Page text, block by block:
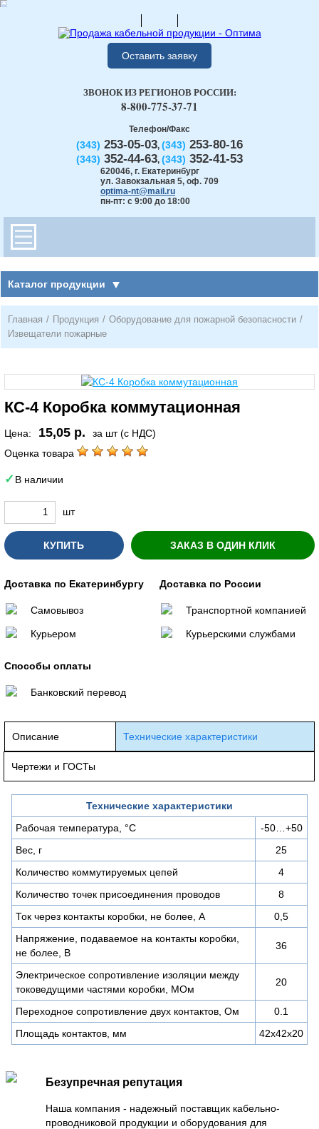
Оставить заявку
Телефон/Факс
(343) 253-05-03, (343) 253-80-16
(343) 352-44-63, (343) 352-41-53
620046, г. Екатеринбург
ул. Завокзальная 5, оф. 709
optima-nt@mail.ru
пн-пт: с 9:00 до 18:00
ЗВОНОК ИЗ РЕГИОНОВ РОССИИ:
8-800-775-37-71
Каталог продукции
Главная / Продукция / Оборудование для пожарной безопасности /
Извещатели пожарные
КС-4 Коробка коммутационная
Цена: 15,05 р.
за шт (с НДС)
Оценка товара
В наличии
шт
КУПИТЬ ЗАКАЗ В ОДИН КЛИК
Доставка по Екатеринбургу
Самовывоз
Курьером
Доставка по России
Транспортной компанией
Курьерскими службами
Способы оплаты
Банковский перевод
Описание Технические характеристики
Чертежи и ГОСТы
Технические характеристики
Рабочая температура, °С
-50…+50
Вес, г
25
Количество коммутируемых цепей
4
Количество точек присоединения проводов
8
Ток через контакты коробки, не более, А
0,5
Напряжение, подаваемое на контакты коробки,
не более, В
36
Электрическое сопротивление изоляции между
токоведущими частями коробки, МОм
20
Переходное сопротивление двух контактов, Ом
0.1
Площадь контактов, мм
42х42х20
Безупречная репутация
Наша компания - надежный поставщик кабельно-
проводниковой продукции и оборудования для